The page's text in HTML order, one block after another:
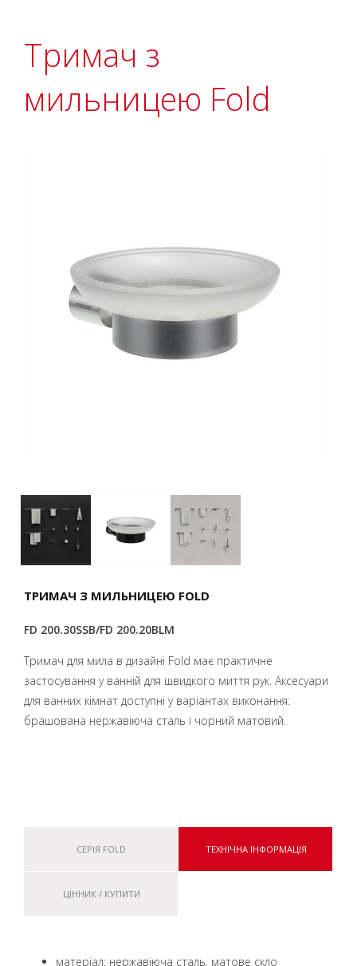
Тримач з
мильницею Fold
ТРИМАЧ З МИЛЬНИЦЕЮ FOLD
FD 200.30SSB/FD 200.20BLM
Тримач для мила в дизайні Fold має практичне
застосування у ванній для швидкого миття рук. Аксесуари
для ванних кімнат доступні у варіантах виконання:
брашована нержавіюча сталь і чорний матовий.
СЕРІЯ FOLD ТЕХНІЧНА ІНФОРМАЦІЯ
ЦІННИК / КУПИТИ
матеріал: нержавіюча сталь, матове скло